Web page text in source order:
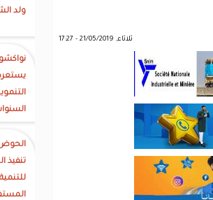
ثلاثاء, 21/05/2019 - 17:27
ولد
السنوات
تنفيذ